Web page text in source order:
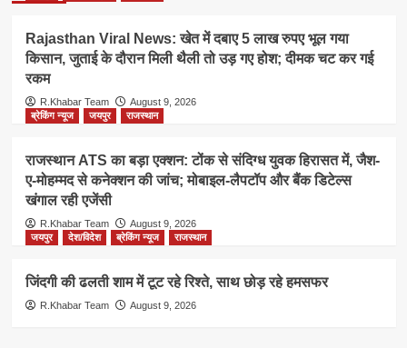
Rajasthan Viral News: खेत में दबाए 5 लाख रुपए भूल गया
किसान, जुताई के दौरान मिली थैली तो उड़ गए होश; दीमक चट कर गई
रकम
R.Khabar Team
August 9, 2026
ब्रेकिंग न्यूज
जयपुर राजस्थान
राजस्थान ATS का बड़ा एक्शन: टोंक से संदिग्ध युवक हिरासत में, जैश-
ए-मोहम्मद से कनेक्शन की जांच; मोबाइल-लैपटॉप और बैंक डिटेल्स
खंगाल रही एजेंसी
R.Khabar Team
August 9, 2026
जयपुर
देश/विदेश ब्रेकिंग न्यूज राजस्थान
जिंदगी की ढलती शाम में टूट रहे रिश्ते, साथ छोड़ रहे हमसफर
R.Khabar Team August 9, 2026